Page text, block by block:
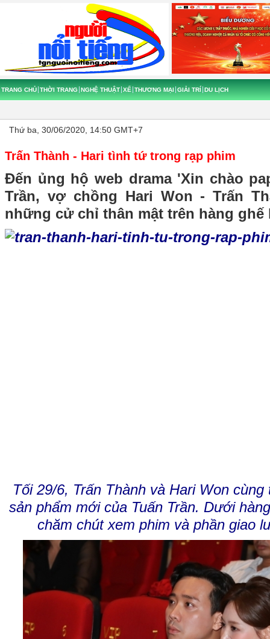
TRANG CHỦ THỜI TRANG NGHỆ THUẬT XẾ THƯƠNG MẠI GIẢI TRÍ DU LỊCH
Thứ ba, 30/06/2020, 14:50 GMT+7
Trấn Thành - Hari tình tứ trong rạp phim
Đến ủng hộ web drama 'Xin chào
Trần, vợ chồng Hari Won - Trấn
những cử chỉ thân mật trên hàng ghế
Tối 29/6, Trấn Thành và Hari Won
sản phẩm mới của Tuấn Trần. Dưới
chăm chút xem phim và phần giao